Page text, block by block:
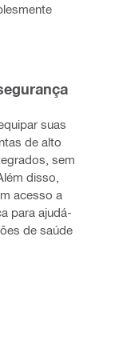
suas
de alto
sem
disso,
acesso a
para ajudá-
de saúde